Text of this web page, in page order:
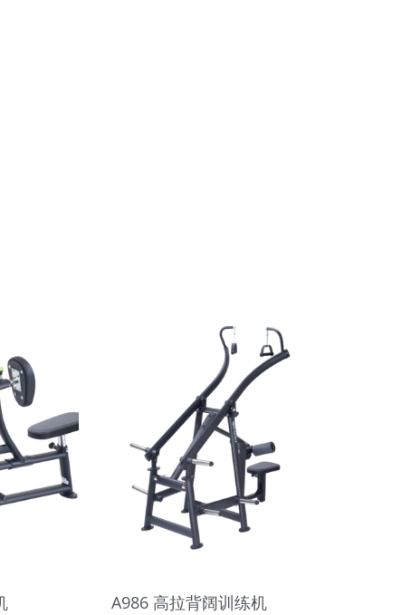
A986 高拉背阔训练机